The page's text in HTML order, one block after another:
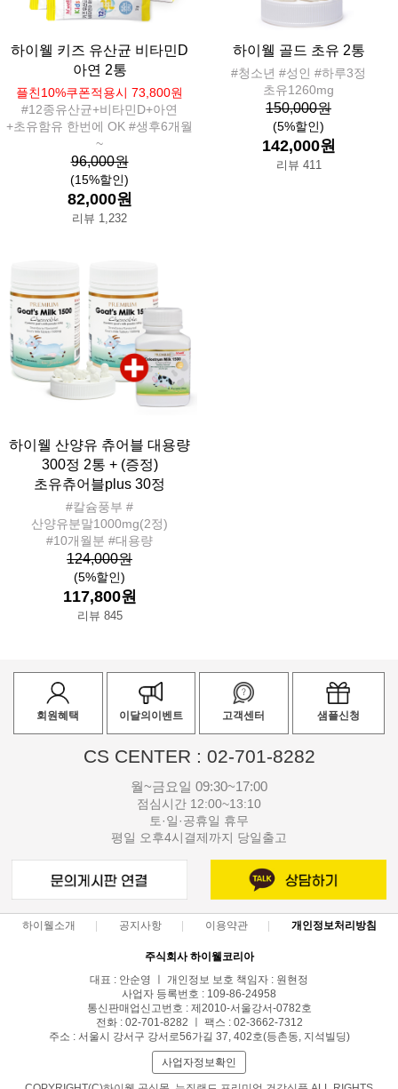
하이웰 키즈 유산균 비타민D
아연 2통
플친10%쿠폰적용시 73,800원
#12종유산균+비타민D+아연
+초유함유 한번에 OK #생후6개월
~
96,000원
(15%할인)
82,000원
리뷰 1,232
하이웰 골드 초유 2통
#청소년 #성인 #하루3정
초유1260mg
150,000원
(5%할인)
142,000원
리뷰 411
하이웰 산양유 츄어블 대용량
300정 2통 + (증정)
초유츄어블plus 30정
#칼슘풍부 #
산양유분말1000mg(2정)
#10개월분 #대용량
124,000원
(5%할인)
117,800원
리뷰 845
회원혜택 이달의이벤트 고객센터 샘플신청
CS CENTER : 02-701-8282
월~금요일 09:30~17:00
점심시간 12:00~13:10
토·일·공휴일 휴무
평일 오후4시결제까지 당일출고
하이웰소개 공지사항 이용약관 개인정보처리방침
주식회사 하이웰코리아
대표 : 안순영 ㅣ 개인정보 보호 책임자 : 원현정
사업자 등록번호 : 109-86-24958
통신판매업신고번호 : 제2010-서울강서-0782호
전화 : 02-701-8282 ㅣ 팩스 : 02-3662-7312
주소 : 서울시 강서구 강서로56가길 37, 402호(등촌동, 지석빌딩)
사업자정보확인